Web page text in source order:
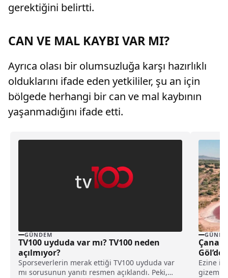
gerektiğini belirtti.
CAN VE MAL KAYBI VAR MI?
Ayrıca olası bir olumsuzluğa karşı hazırlıklı
olduklarını ifade eden yetkililer, şu an için
bölgede herhangi bir can ve mal kaybının
yaşanmadığını ifade etti.
GÜNDEM
TV100 uyduda var mı? TV100 neden
açılmıyor?
Sporseverlerin merak ettiği TV100 uyduda var
mı sorusunun yanıtı resmen açıklandı. Peki,
Ezine
gizemli